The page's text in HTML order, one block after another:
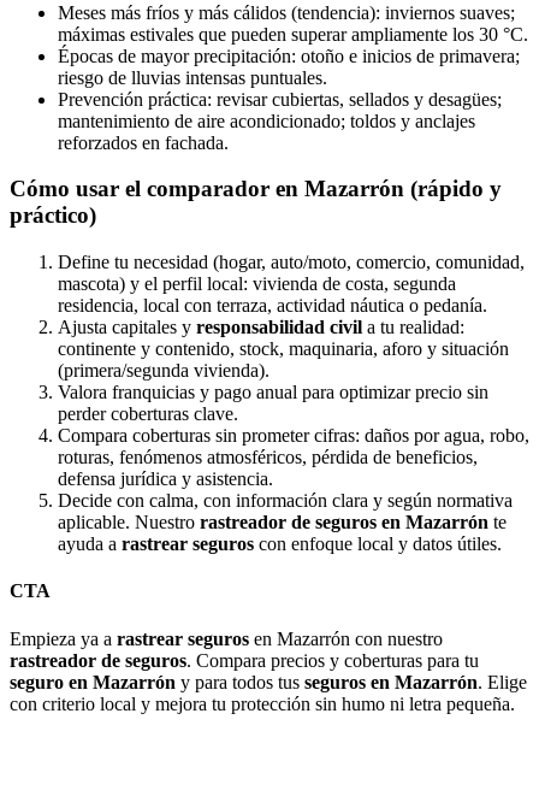
Meses más fríos y más cálidos (tendencia): inviernos suaves;
máximas estivales que pueden superar ampliamente los 30 °C.
Épocas de mayor precipitación: otoño e inicios de primavera;
riesgo de lluvias intensas puntuales.
Prevención práctica: revisar cubiertas, sellados y desagües;
mantenimiento de aire acondicionado; toldos y anclajes
reforzados en fachada.
Cómo usar el comparador en Mazarrón (rápido y
práctico)
Define tu necesidad (hogar, auto/moto, comercio, comunidad,
mascota) y el perfil local: vivienda de costa, segunda
residencia, local con terraza, actividad náutica o pedanía.
Ajusta capitales y responsabilidad civil a tu realidad:
continente y contenido, stock, maquinaria, aforo y situación
(primera/segunda vivienda).
Valora franquicias y pago anual para optimizar precio sin
perder coberturas clave.
Compara coberturas sin prometer cifras: daños por agua, robo,
roturas, fenómenos atmosféricos, pérdida de beneficios,
defensa jurídica y asistencia.
Decide con calma, con información clara y según normativa
aplicable. Nuestro rastreador de seguros en Mazarrón te
ayuda a rastrear seguros con enfoque local y datos útiles.
CTA
Empieza ya a rastrear seguros en Mazarrón con nuestro
rastreador de seguros. Compara precios y coberturas para tu
seguro en Mazarrón y para todos tus seguros en Mazarrón. Elige
con criterio local y mejora tu protección sin humo ni letra pequeña.